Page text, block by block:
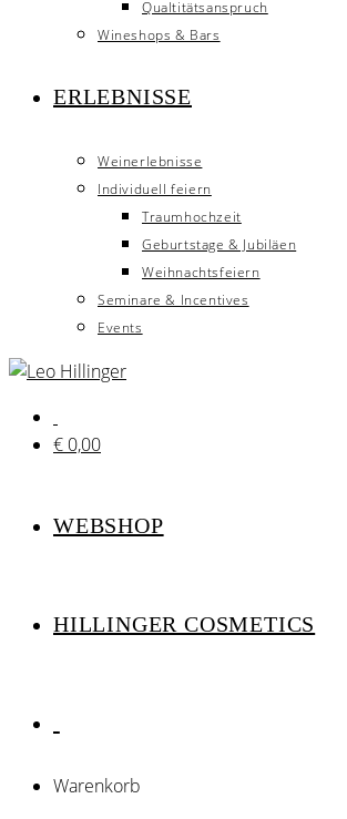
Qualtitätsanspruch
Wineshops & Bars
ERLEBNISSE
Weinerlebnisse
Individuell feiern
Traumhochzeit
Geburtstage & Jubiläen
Weihnachtsfeiern
Seminare & Incentives
Events
€ 0,00
WEBSHOP
HILLINGER COSMETICS
Warenkorb